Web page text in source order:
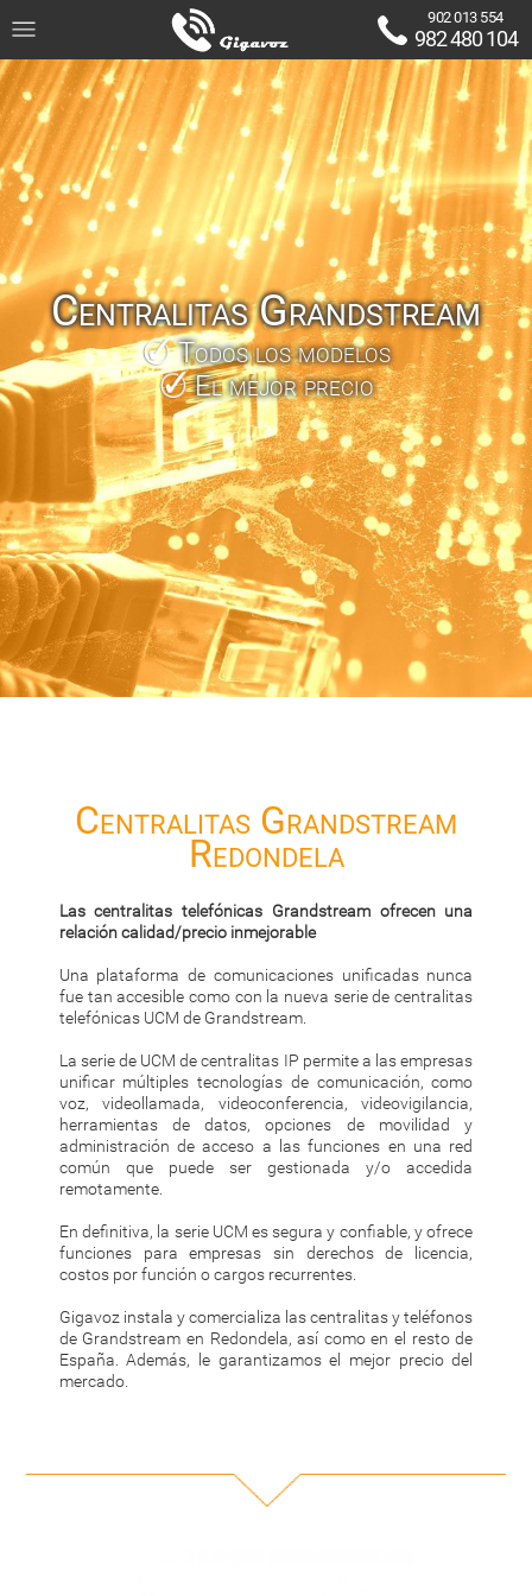
902 013 554
982 480 104
Centralitas Grandstream
Todos los modelos
El mejor precio
Centralitas Grandstream
Redondela
Las centralitas telefónicas Grandstream ofrecen una
relación calidad/precio inmejorable
Una plataforma de comunicaciones unificadas nunca
fue tan accesible como con la nueva serie de centralitas
telefónicas UCM de Grandstream.
La serie de UCM de centralitas IP permite a las empresas
unificar múltiples tecnologías de comunicación, como
voz, videollamada, videoconferencia, videovigilancia,
herramientas de datos, opciones de movilidad y
administración de acceso a las funciones en una red
común que puede ser gestionada y/o accedida
remotamente.
En definitiva, la serie UCM es segura y confiable, y ofrece
funciones para empresas sin derechos de licencia,
costos por función o cargos recurrentes.
Gigavoz instala y comercializa las centralitas y teléfonos
de Grandstream en Redondela, así como en el resto de
España. Además, le garantizamos el mejor precio del
mercado.